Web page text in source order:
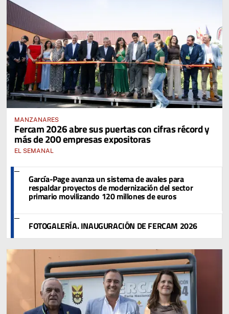
MANZANARES
Fercam 2026 abre sus puertas con cifras récord y
más de 200 empresas expositoras
EL SEMANAL
García-Page avanza un sistema de avales para
respaldar proyectos de modernización del sector
primario movilizando 120 millones de euros
FOTOGALERÍA. INAUGURACIÓN DE FERCAM 2026